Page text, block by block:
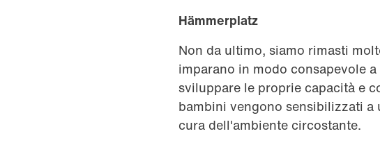
Hämmerplatz
Non da ultimo, siamo rimasti
imparano in modo consapevole
sviluppare le proprie capacità e
bambini vengono sensibilizzati
cura dell'ambiente circostante.